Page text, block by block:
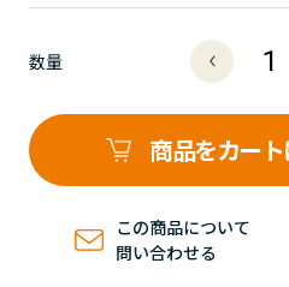
数量
商品をカー
この商品について
問い合わせる